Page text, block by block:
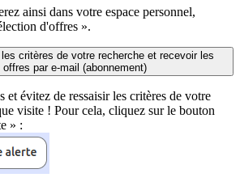
ainsi dans votre espace personnel,
d'offres ».
critères de votre recherche et recevoir les
offres par e-mail (abonnement)
et évitez de ressaisir les critères de votre
visite ! Pour cela, cliquez sur le bouton
» :